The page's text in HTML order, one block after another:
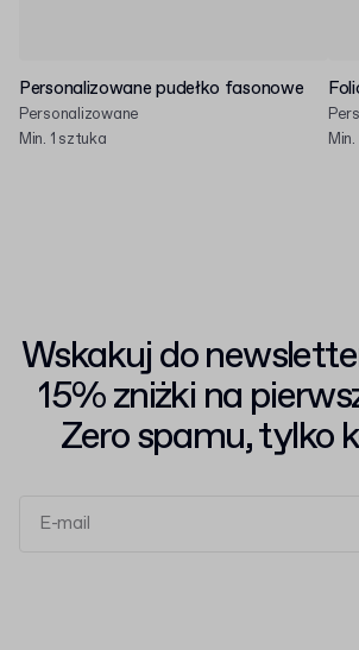
Personalizowane pudełko fasonowe
Personalizowane
Min. 1 sztuka
Wskakuj do
15% zniżki na
Zero spamu, tylko